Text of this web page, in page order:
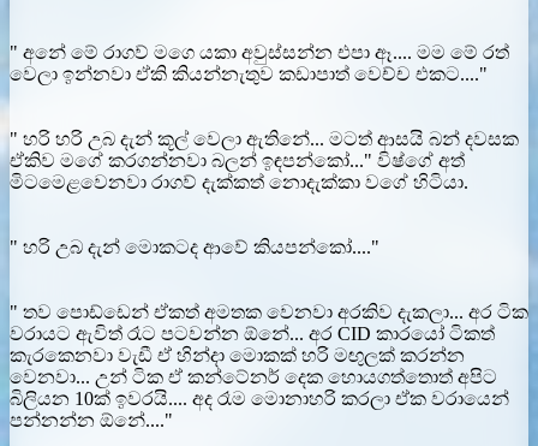
" අනේ මේ රාගව් මගෙ යකා අවුස්සන්න එපා ඈ.... මම මේ රත්
වෙලා ඉන්නවා ඒකි කියන්නැතුව කඩාපාත් වෙච්ච එකට...."
" හරි හරි උබ දැන් කූල් වෙලා ඇතිනේ... මටත් ආසයි බන් දවසක
ඒකිව මගේ කරගන්නවා බලන් ඉඳපන්කෝ..." විෂ්ගේ අත්
මිටමෙළවෙනවා රාගව් දැක්කත් නොදැක්කා වගේ හිටියා.
" හරි උබ දැන් මොකටද ආවේ කියපන්කෝ...."
" තව පොඩ්ඩෙන් ඒකත් අමතක වෙනවා අරකිව දැකලා... අර ටික
වරායට ඇවිත් රෑට පටවන්න ඕනේ... අර CID කාරයෝ ටිකත්
කැරකෙනවා වැඩී ඒ හින්දා මොකක් හරි මඟුලක් කරන්න
වෙනවා... උන් ටික ඒ කන්ටේනර් දෙක හොයගත්තොත් අපිට
බිලියන 10ක් ඉවරයි.... අද රෑම මොනාහරි කරලා ඒක වරායෙන්
පන්නන්න ඕනේ...."